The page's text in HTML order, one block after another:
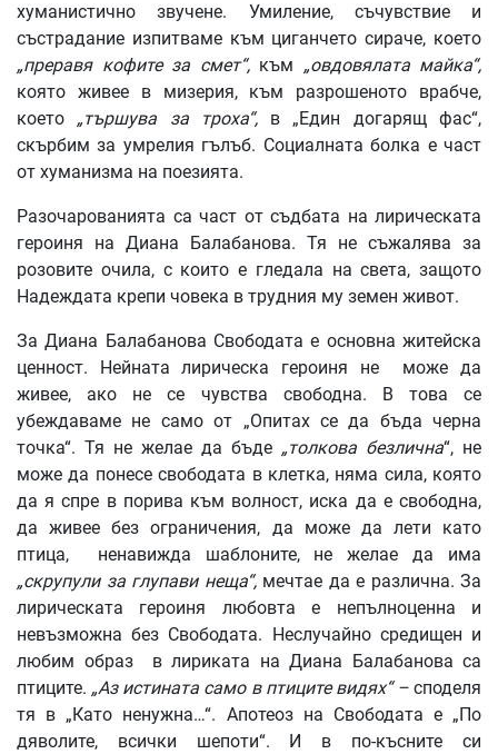
хуманистично звучене. Умиление, съчувствие и
състрадание изпитваме към циганчето сираче, което
„преравя кофите за смет“,към „овдовялата майка“,
която живее в мизерия, към разрошеното врабче,
което „тършува за троха“,в „Един догарящ фас“,
скърбим за умрелия гълъб. Социалната болка е част
от хуманизма на поезията.
Разочарованията са част от съдбата на лирическата
героиня на Диана Балабанова. Тя не съжалява за
розовите очила, с които е гледала на света, защото
Надеждата крепи човека в трудния му земен живот.
За Диана Балабанова Свободата е основна житейска
ценност. Нейната лирическа героиня не може да
живее, ако не се чувства свободна. В това се
убеждаваме не само от „Опитах се да бъда черна
точка“. Тя не желае да бъде „толкова безлична“, не
може да понесе свободата в клетка, няма сила, която
да я спре в порива към волност, иска да е свободна,
да живее без ограничения, да може да лети като
птица, ненавижда шаблоните, не желае да има
„скрупули за глупави неща“,мечтае да е различна. За
лирическата героиня любовта е непълноценна и
невъзможна без Свободата. Неслучайно средищен и
любим образ в лириката на Диана Балабанова са
птиците. „Аз истината само в птиците видях“ –споделя
тя в „Като ненужна…“. Апотеоз на Свободата е „По
дяволите, всички шепоти“. И в по-късните си